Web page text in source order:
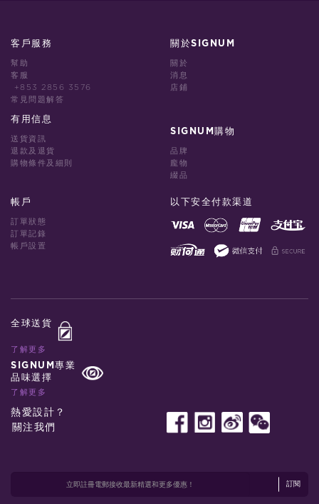
客戶服務
幫助
客服
+853 2856 3576
常見問題解答
有用信息
送貨資訊
退款及退貨
購物條件及細則
關於SIGNUM
關於
消息
店鋪
SIGNUM購物
品牌
龐物
綴品
帳戶
訂單狀態
訂單記錄
帳戶設置
以下安全付款渠道
全球送貨
了解更多
SIGNUM專業
品味選擇
了解更多
熱愛設計？
關注我們
訂閱